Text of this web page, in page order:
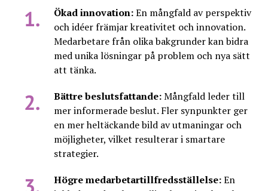
Ökad innovation:En mångfald av perspektiv
och idéer främjar kreativitet och innovation.
Medarbetare från olika bakgrunder kan bidra
med unika lösningar på problem och nya sätt
att tänka.
Bättre beslutsfattande:Mångfald leder till
mer informerade beslut. Fler synpunkter ger
en mer heltäckande bild av utmaningar och
möjligheter, vilket resulterar i smartare
strategier.
Högre medarbetartillfredsställelse:En